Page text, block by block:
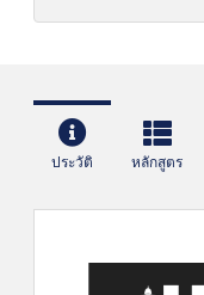
ประวัติ หลักสูตร